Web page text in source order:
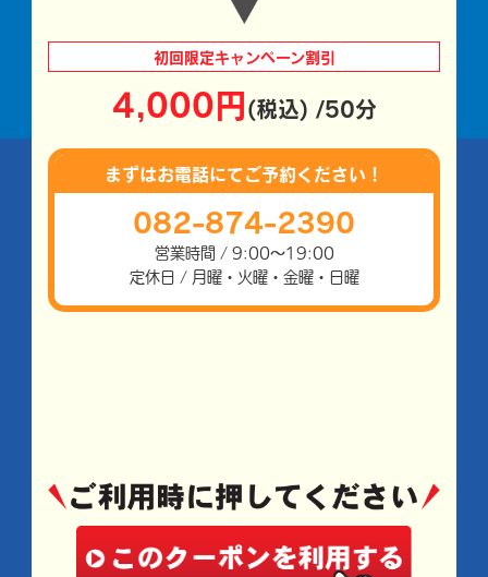
初回限定キャンペーン割引
4,000円(税込) /50分
まずはお電話にてご予約ください！
082-874-2390
営業時間 / 9:00～19:00
定休日 / 月曜・火曜・金曜・日曜